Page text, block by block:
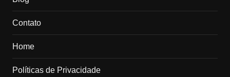
Contato
Home
Políticas de Privacidade